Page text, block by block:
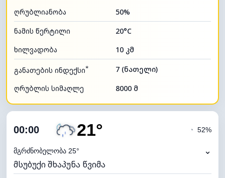
ღრუბლიანობა
50%
ნამის წერტილი
20°C
ხილვადობა
10 კმ
განათების ინდექსი* 7 (ნათელი)
ღრუბლის სიმაღლე 8000 მ
00:00 21°
მგრძნობელობა 25°
◔ 52%
⌄
მსუბუქი შხაპუნა წვიმა